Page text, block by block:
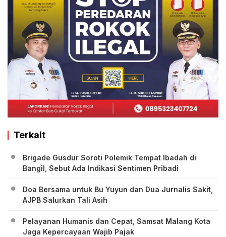
Terkait
Brigade Gusdur Soroti Polemik Tempat Ibadah di
Bangil, Sebut Ada Indikasi Sentimen Pribadi
Doa Bersama untuk Bu Yuyun dan Dua Jurnalis Sakit,
AJPB Salurkan Tali Asih
Pelayanan Humanis dan Cepat, Samsat Malang Kota
Jaga Kepercayaan Wajib Pajak